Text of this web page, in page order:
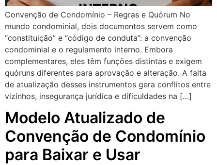
Convenção de Condomínio – Regras e Quórum No
mundo condominial, dois documentos servem como
“constituição” e “código de conduta”: a convenção
condominial e o regulamento interno. Embora
complementares, eles têm funções distintas e exigem
quóruns diferentes para aprovação e alteração. A falta
de atualização desses instrumentos gera conflitos entre
vizinhos, insegurança jurídica e dificuldades na […]
Modelo Atualizado de
Convenção de Condomínio
para Baixar e Usar